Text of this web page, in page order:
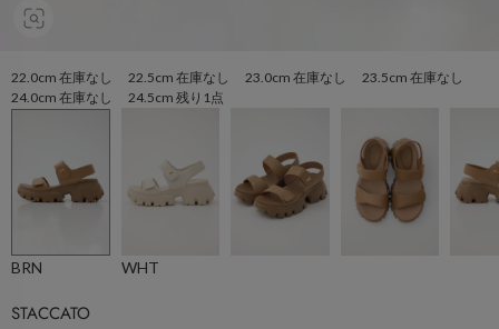
22.0cm 在庫なし 22.5cm 在庫なし 23.0cm 在庫なし 23.5cm 在庫なし
24.0cm 在庫なし 24.5cm 残り1点
BRN WHT
STACCATO